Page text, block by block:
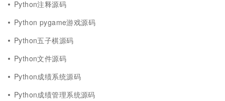
Python注释源码
Python pygame游戏源码
Python五子棋源码
Python文件源码
Python成绩系统源码
Python成绩管理系统源码